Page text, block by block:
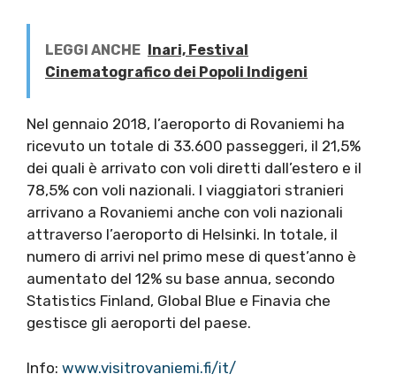
LEGGI ANCHE
Inari, Festival
Cinematografico dei Popoli Indigeni
Nel gennaio 2018, l’aeroporto di Rovaniemi ha
ricevuto un totale di 33.600 passeggeri, il 21,5%
dei quali è arrivato con voli diretti dall’estero e il
78,5% con voli nazionali. I viaggiatori stranieri
arrivano a Rovaniemi anche con voli nazionali
attraverso l’aeroporto di Helsinki. In totale, il
numero di arrivi nel primo mese di quest’anno è
aumentato del 12% su base annua, secondo
Statistics Finland, Global Blue e Finavia che
gestisce gli aeroporti del paese.
Info: www.visitrovaniemi.fi/it/